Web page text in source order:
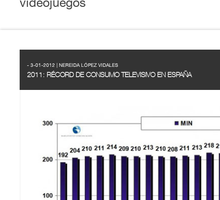
- 3-01-2012 | NEREIDA LÓPEZ VIDALES
2011: RÉCORD DE CONSUMO TELEVISIVO EN ESPAÑA